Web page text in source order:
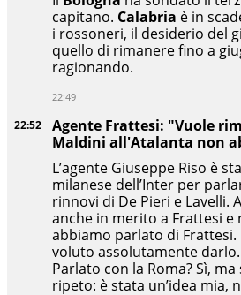
22:52
Agente Frattesi: "Vuole
Maldini all'Atalanta non
L’agente Giuseppe Riso è
milanese dell’Inter per
rinnovi di De Pieri e Lavelli.
anche in merito a Frattesi e
abbiamo parlato di Frattesi.
voluto assolutamente darlo.
Parlato con la Roma? Sì,
ripeto: è stata un’idea mia,
capitano. Calabria è in
i rossoneri, il desiderio del
quello di rimanere fino a
ragionando.
22:49